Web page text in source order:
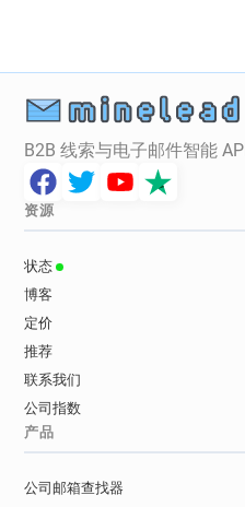
B2B 线索与电子邮件智能 API
资源
状态
博客
定价
推荐
联系我们
公司指数
产品
公司邮箱查找器